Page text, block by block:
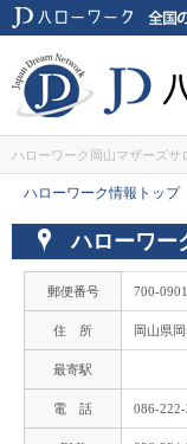
ハローワーク岡山マザーズサ
ハローワーク情報トップ
ハローワー
郵便番号 700-0901
住 所 岡山県
最寄駅
電 話 086-